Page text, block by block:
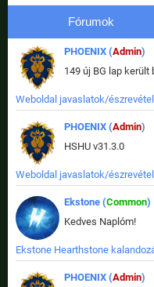
Fórumok
PHOENIX (Admin)
Weboldal javaslatok/
PHOENIX (Admin)
HSHU v31.3.0
Weboldal javaslatok/
Ekstone (Common)
Kedves Naplóm!
Ekstone Hearthstone
PHOENIX (Admin)